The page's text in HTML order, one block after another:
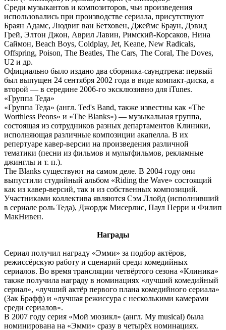
Среди музыкантов и композиторов, чьи произведения
использовались при производстве сериала, присутствуют
Браян Адамс, Людвиг ван Бетховен, Джеймс Браун, Дэвид
Грей, Элтон Джон, Аврил Лавин, Римский-Корсаков, Нина
Саймон, Beach Boys, Coldplay, Jet, Keane, New Radicals,
Offspring, Poison, The Beatles, The Cars, The Coral, The Doves,
U2 и др.
Официально было издано два сборника-саундтрека: первый
был выпущен 24 сентября 2002 года в виде компакт-диска, а
второй — в середине 2006-го эксклюзивно для iTunes.
«Группа Теда»
«Группа Теда» (англ. Ted's Band, также известны как «The
Worthless Peons» и «The Blanks») — музыкальная группа,
состоящая из сотрудников разных департаментов Клиники,
исполняющая различные композиции акапелла. В их
репертуаре кавер-версии на произведения различной
тематики (песни из фильмов и мультфильмов, рекламные
джинглы и т. п.).
The Blanks существуют на самом деле. В 2004 году они
выпустили студийный альбом «Riding the Wave» состоящий
как из кавер-версий, так и из собственных композиций.
Участниками коллектива являются Сэм Ллойд (исполнивший
в сериале роль Теда), Джордж Мисерлис, Паул Перри и Филип
МакНивен.
Награды
Сериал получил награду «Эмми» за подбор актёров,
режиссёрскую работу и сценарий среди комедийных
сериалов. Во время трансляции четвёртого сезона «Клиника»
также получила награду в номинациях «лучший комедийный
сериал», «лучший актёр первого плана комедийного сериала»
(Зак Брафф) и «лучшая режиссура с несколькими камерами
среди сериалов».
В 2007 году серия «Мой мюзикл» (англ. My musical) была
номинирована на «Эмми» сразу в четырёх номинациях.